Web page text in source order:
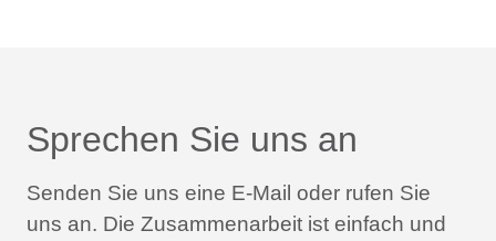
Sprechen Sie uns an
Senden Sie uns eine E-Mail oder rufen Sie
uns an. Die Zusammenarbeit ist einfach und